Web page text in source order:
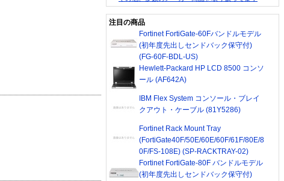
注目の商品
Fortinet FortiGate-60Fバンドルモデル
(初年度先出しセンドバック保守付)
(FG-60F-BDL-US)
Hewlett-Packard HP LCD 8500 コンソ
ール (AF642A)
IBM Flex System コンソール・ブレイ
クアウト・ケーブル (81Y5286)
Fortinet Rack Mount Tray
(FortiGate40F/50E/60E/60F/61F/80E/8
0F/FS-108E) (SP-RACKTRAY-02)
Fortinet FortiGate-80F バンドルモデル
(初年度先出しセンドバック保守付)